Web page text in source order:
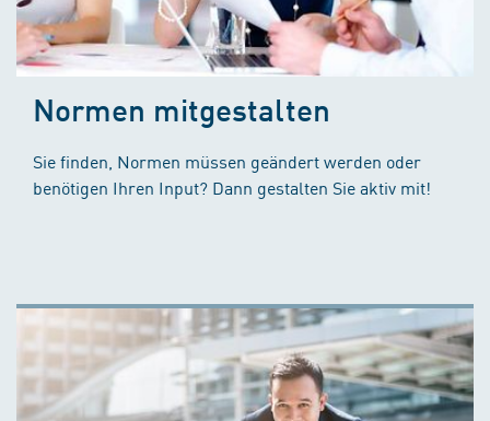
Normen mitgestalten
Sie finden, Normen müssen geändert werden oder
benötigen Ihren Input? Dann gestalten Sie aktiv mit!